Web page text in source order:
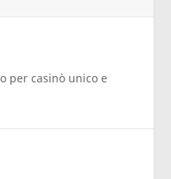
per casinò unico e